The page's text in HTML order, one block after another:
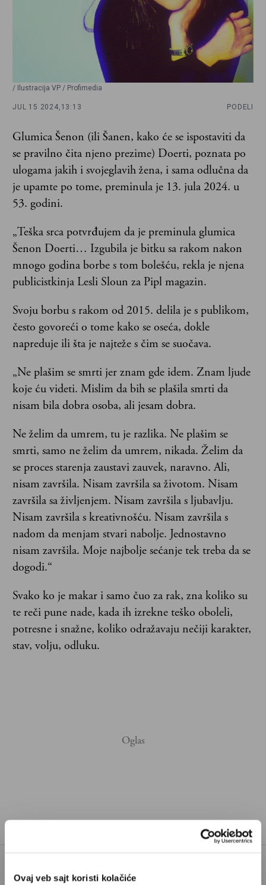
Ovaj veb sajt koristi kolačiće
/ Ilustracija VP / Profimedia
JUL 15 2024, 13:13 PODELI
Glumica Šenon (ili Šanen, kako će se ispostaviti da
se pravilno čita njeno prezime) Doerti, poznata po
ulogama jakih i svojeglavih žena, i sama odlučna da
je upamte po tome, preminula je 13. jula 2024. u
53. godini.
„Teška srca potvrđujem da je preminula glumica
Šenon Doerti… Izgubila je bitku sa rakom nakon
mnogo godina borbe s tom bolešću, rekla je njena
publicistkinja Lesli Sloun za Pipl magazin.
Svoju borbu s rakom od 2015. delila je s publikom,
često govoreći o tome kako se oseća, dokle
napreduje ili šta je najteže s čim se suočava.
„Ne plašim se smrti jer znam gde idem. Znam ljude
koje ću videti. Mislim da bih se plašila smrti da
nisam bila dobra osoba, ali jesam dobra.
Ne želim da umrem, tu je razlika. Ne plašim se
smrti, samo ne želim da umrem, nikada. Želim da
se proces starenja zaustavi zauvek, naravno. Ali,
nisam završila. Nisam završila sa životom. Nisam
završila sa življenjem. Nisam završila s ljubavlju.
Nisam završila s kreativnošću. Nisam završila s
nadom da menjam stvari nabolje. Jednostavno
nisam završila. Moje najbolje sećanje tek treba da se
dogodi.“
Svako ko je makar i samo čuo za rak, zna koliko su
te reči pune nade, kada ih izrekne teško oboleli,
potresne i snažne, koliko odražavaju nečiji karakter,
stav, volju, odluku.